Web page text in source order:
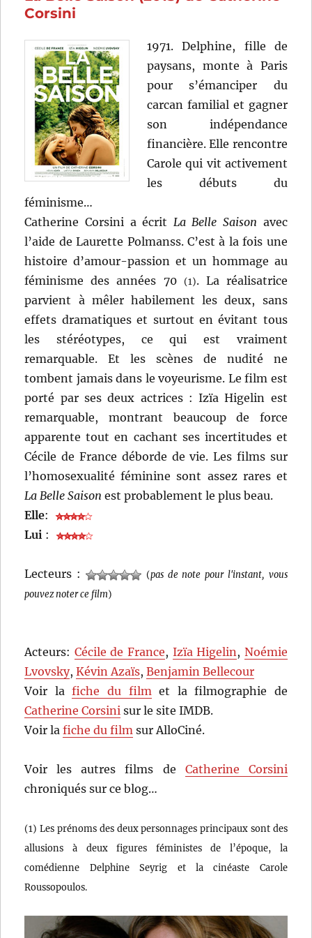
Corsini
1971. Delphine, fille de
paysans, monte à Paris
pour s’émanciper du
carcan familial et gagner
son indépendance
financière. Elle rencontre
Carole qui vit activement
les débuts du
féminisme…
Catherine Corsini a écrit La Belle Saison avec
l’aide de Laurette Polmanss. C’est à la fois une
histoire d’amour-passion et un hommage au
féminisme des années 70
(1). La réalisatrice
parvient à mêler habilement les deux, sans
effets dramatiques et surtout en évitant tous
les stéréotypes, ce qui est vraiment
remarquable. Et les scènes de nudité ne
tombent jamais dans le voyeurisme. Le film est
porté par ses deux actrices : Izïa Higelin est
remarquable, montrant beaucoup de force
apparente tout en cachant ses incertitudes et
Cécile de France déborde de vie. Les films sur
l’homosexualité féminine sont assez rares et
La Belle Saison est probablement le plus beau.
Elle:
Lui :
Lecteurs : (pas de note pour l'instant, vous
pouvez noter ce film)
Acteurs: Cécile de France, Izïa Higelin, Noémie
Lvovsky,Kévin Azaïs,Benjamin Bellecour
Voir lafiche du filmet la filmographie de
Catherine Corsini sur le site IMDB.
Voir lafiche du film sur AlloCiné.
Voir les autres films de Catherine Corsini
chroniqués sur ce blog…
(1) Les prénoms des deux personnages principaux sont des
allusions à deux figures féministes de l’époque, la
comédienne Delphine Seyrig et la cinéaste Carole
Roussopoulos.